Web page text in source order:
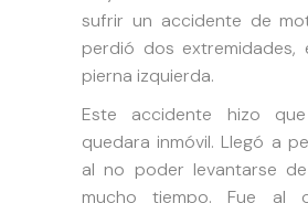
sufrir un accidente de
perdió dos extremidades,
pierna izquierda.
Este accidente hizo
quedara inmóvil. Llegó a
al no poder levantarse
mucho tiempo. Fue al